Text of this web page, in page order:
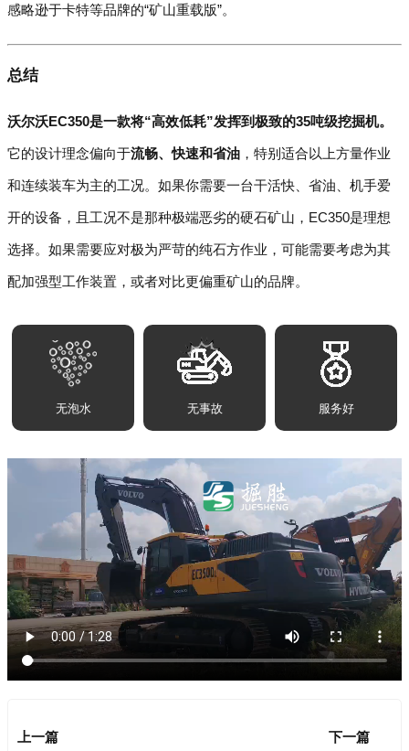
感略逊于卡特等品牌的“矿山重载版”。
总结
沃尔沃EC350是一款将“高效低耗”发挥到极致的35吨级挖掘机。
它的设计理念偏向于流畅、快速和省油 ，特别适合以上方量作业
和连续装车为主的工况。如果你需要一台干活快、省油、机手爱
开的设备，且工况不是那种极端恶劣的硬石矿山，EC350是理想
选择。如果需要应对极为严苛的纯石方作业，可能需要考虑为其
配加强型工作装置，或者对比更偏重矿山的品牌。
无泡水 无事故 服务好
上一篇
下一篇